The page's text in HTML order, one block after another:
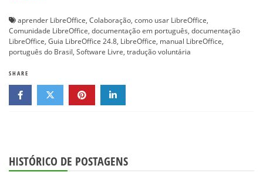
aprender LibreOffice, Colaboração, como usar LibreOffice,
Comunidade LibreOffice, documentação em português, documentação
LibreOffice, Guia LibreOffice 24.8, LibreOffice, manual LibreOffice,
português do Brasil, Software Livre, tradução voluntária
SHARE
HISTÓRICO DE POSTAGENS